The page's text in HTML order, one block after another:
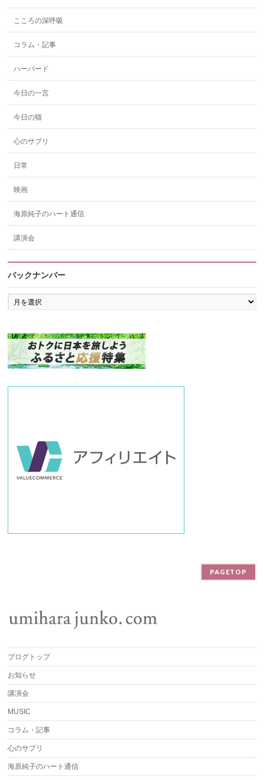
こころの深呼吸
コラム・記事
ハーバード
今日の一言
今日の猫
心のサプリ
日常
映画
海原純子のハート通信
講演会
バックナンバー
バ
ッ
ン
バ
ー
PAGETOP
ブログトップ
お知らせ
講演会
MUSIC
コラム・記事
心のサプリ
海原純子のハート通信